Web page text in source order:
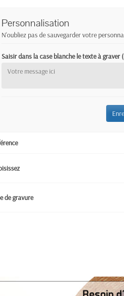
Personnalisation
N'oubliez pas de sauvegarder votre
Saisir dans la case blanche le texte à graver
de gravure